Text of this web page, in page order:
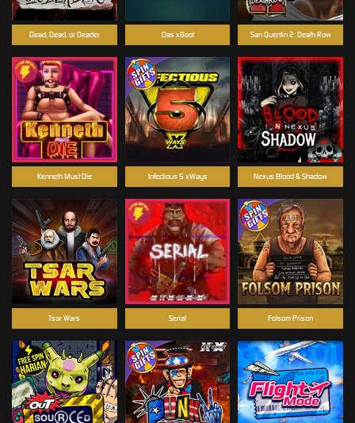
Nexus Blood & Shadow
Dead, Dead, or Deader
Tsar Wars
San Quentin 2: Death Row
Kenneth Must Die
Folsom Prison
Das xBoot
Serial
Infectious 5 xWays